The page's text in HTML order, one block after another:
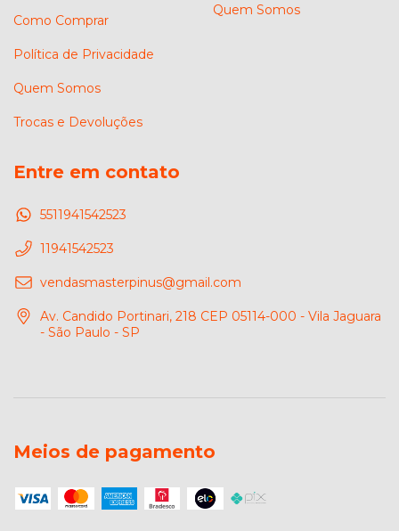
Como Comprar
Política de Privacidade
Quem Somos
Trocas e Devoluções
Quem Somos
Entre em contato
5511941542523
11941542523
vendasmasterpinus@gmail.com
Av. Candido Portinari, 218 CEP 05114-000 - Vila Jaguara
- São Paulo - SP
Meios de pagamento